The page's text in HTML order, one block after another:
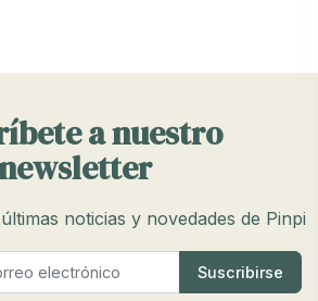
y seguridad. Entre las
calidad:Aseguran durabilidad y
Proporciona un soporte adecuado
una postura saludable.
a nuestro
noticias y novedades de Pinpi